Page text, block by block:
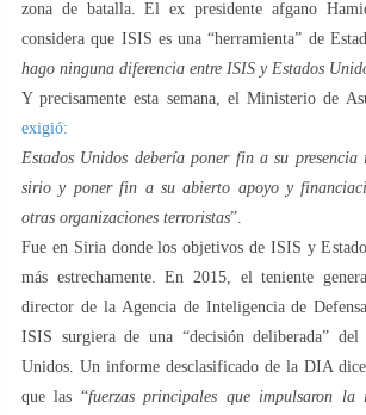
zona de batalla. El ex presidente afgano
considera que ISIS es una “herramienta” de
hago ninguna diferencia entre ISIS y Estados
Y precisamente esta semana, el Ministerio de
exigió:
Estados Unidos debería poner fin a su
sirio y poner fin a su abierto apoyo y
otras organizaciones terroristas”.
Fue en Siria donde los objetivos de ISIS y
más estrechamente. En 2015, el teniente
director de la Agencia de Inteligencia de
ISIS surgiera de una “decisión deliberada” del
Unidos. Un informe desclasificado de la DIA
que las “fuerzas principales que impulsaron la